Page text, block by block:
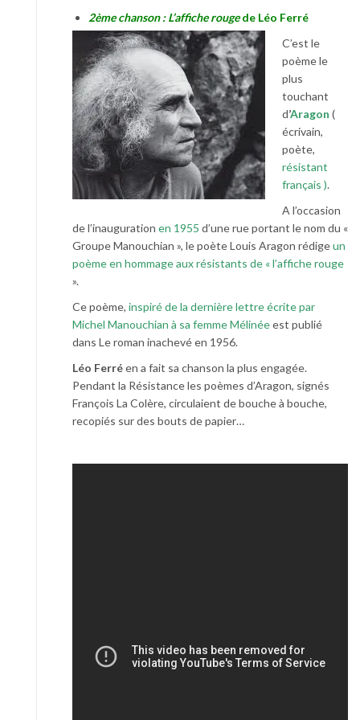
2ème chanson : L’affiche rougede Léo Ferré
C’est le
poème le
plus
touchant
d’Aragon (
écrivain,
poète,
résistant
français ).
A l’occasion
de l’inauguration en 1955 d’une rue portant le nom du «
Groupe Manouchian », le poète Louis Aragon rédigeun
poème en hommage aux résistants de « l’affiche rouge
».
Ce poème, inspiré de la dernière lettre écrite par
Michel Manouchian à sa femme Mélinéeest publié
dans Le roman inachevé en 1956.
Léo Ferréen a fait sa chanson la plus engagée.
Pendant la Résistance les poèmes d’Aragon, signés
François La Colère, circulaient de bouche à bouche,
recopiés sur des bouts de papier…